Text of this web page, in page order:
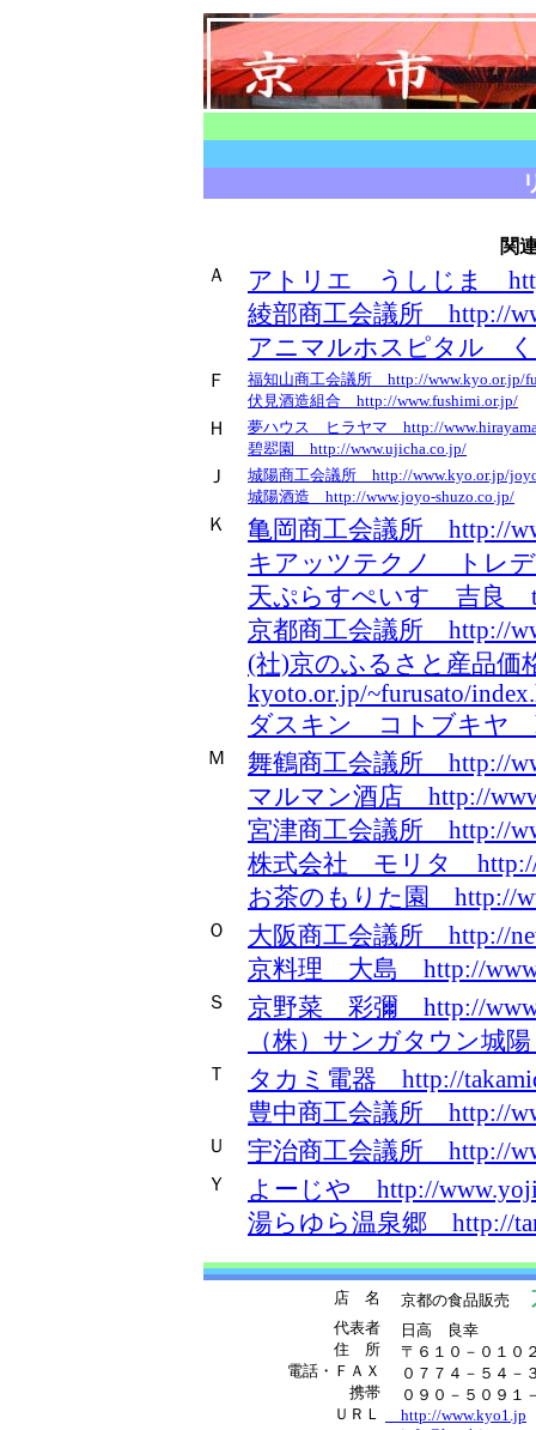
関
Ａ
アトリエ うしじま
綾部商工会議所 http://
アニマルホスピタル く
Ｆ
福知山商工会議所 http://www.kyo.or.jp/
伏見酒造組合 http://www.fushimi.or.jp/
Ｈ
夢ハウス ヒラヤマ http://
碧翆園 http://www.ujicha.co.jp/
Ｊ
城陽商工会議所 http://www.kyo.or.jp/
城陽酒造 http://www.joyo-shuzo.co.jp/
Ｋ
亀岡商工会議所 http://
キアッツテクノ トレ
天ぷらすぺいす 吉良
京都商工会議所 http://
(社)京のふるさと産品価
kyoto.or.jp/~furusato/
ダスキン コトブキヤ
Ｍ
舞鶴商工会議所 http://
マルマン酒店 http://
宮津商工会議所 http://
株式会社 モリタ http://
お茶のもりた園 http://
Ｏ
大阪商工会議所 http://
京料理 大島 http://
Ｓ
京野菜 彩彌 http://
（株）サンガタウン城
Ｔ
タカミ電器 http://
豊中商工会議所 http://
Ｕ 宇治商工会議所 http://
Ｙ
よーじや http://
湯らゆら温泉郷 http://
店 名 京都の食品販売
代表者
住 所
電話・ＦＡＸ
携帯
ＵＲＬ
日高 良幸
〒６１０－０１０
０７７４－５４－
０９０－５０９１
http://www.kyo1.jp